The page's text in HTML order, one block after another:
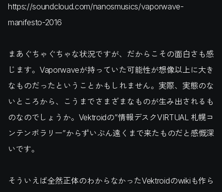
https://soundcloud.com/nanosmusics/vaporwave-
manifesto-2016
まあぐちゃぐちゃな状況ですが、だからこその面白さも感
じます。Vaporwaveが持っていた可能性が想像以上に大き
なものだったということかもしれません。実際、実態のな
いところから、こうまでさまざまなものが生み出されるも
のなのでしょうか。Vektroidの”情報デスクVIRTUAL 札幌コ
ンテンポラリー”からずいぶん遠くまで来たものだと感慨深
いです。
そういえば全然正体のわからなかったVektroidのwikiも作ら